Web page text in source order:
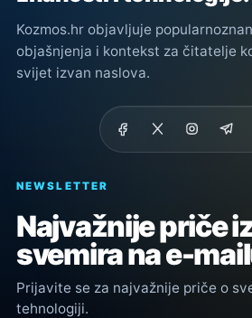
Kozmos.hr objavljuje
objašnjenja i kontekst za čitatelje
svijet izvan naslova.
NEWSLETTER
Najvažnije priče
svemira na e-
Prijavite se za najvažnije priče o
tehnologiji.